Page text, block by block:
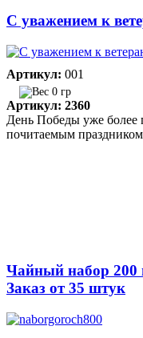
С уважением к
Артикул: 001
0 гр
Артикул: 2360
День Победы уже более
почитаемым
Чайный набор 200
Заказ от 35 штук